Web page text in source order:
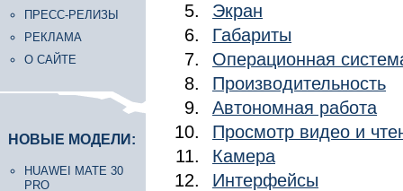
ПРЕСС-РЕЛИЗЫ
РЕКЛАМА
О САЙТЕ
НОВЫЕ МОДЕЛИ:
HUAWEI MATE 30
PRO
Экран
Габариты
Операционная
Производительность
Автономная работа
Просмотр видео и
Камера
Интерфейсы